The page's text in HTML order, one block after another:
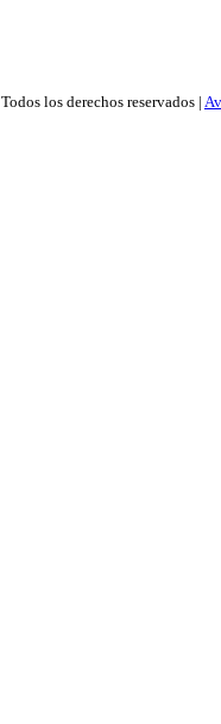
Todos los derechos reservados |